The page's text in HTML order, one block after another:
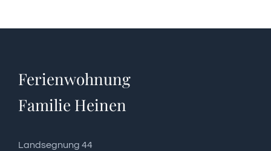
Ferienwohnung
Familie Heinen
Landsegnung 44